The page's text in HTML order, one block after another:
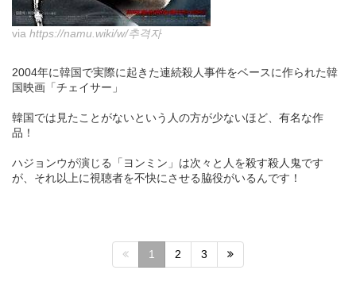
via https://namu.wiki/w/추격자
2004年に韓国で実際に起きた連続殺人事件をベースに作られた韓
国映画「チェイサー」
韓国では見たことがないという人の方が少ないほど、有名な作
品！
ハジョンウが演じる「ヨンミン」は次々と人を殺す殺人鬼です
が、それ以上に視聴者を不快にさせる脇役がいるんです！
1 2 3